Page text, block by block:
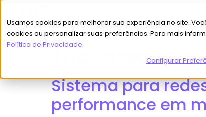
Usamos cookies para melhorar sua experiência no site.
cookies ou personalizar suas preferências. Para mais
Política de Privacidade.
Configurar
Tag: sistema
Sistema para
performance em